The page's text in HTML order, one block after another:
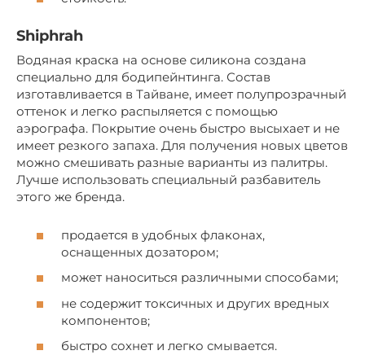
Shiphrah
Водяная краска на основе силикона создана
специально для бодипейнтинга. Состав
изготавливается в Тайване, имеет полупрозрачный
оттенок и легко распыляется с помощью
аэрографа. Покрытие очень быстро высыхает и не
имеет резкого запаха. Для получения новых цветов
можно смешивать разные варианты из палитры.
Лучше использовать специальный разбавитель
этого же бренда.
продается в удобных флаконах,
оснащенных дозатором;
может наноситься различными способами;
не содержит токсичных и других вредных
компонентов;
быстро сохнет и легко смывается.